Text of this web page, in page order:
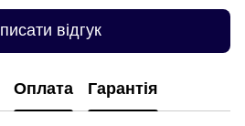
відгук
Оплата Гарантія